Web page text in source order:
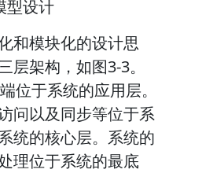
型设计
和模块化的设计思
层架构，如图3-3。
位于系统的应用层。
问以及同步等位于系
统的核心层。系统的
理位于系统的最底